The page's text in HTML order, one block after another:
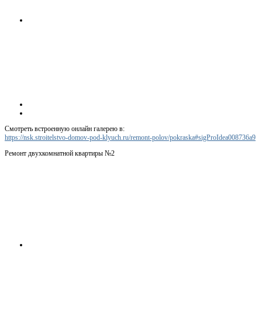
Смотреть встроенную онлайн галерею в:
https://nsk.stroitelstvo-domov-pod-klyuch.ru/remont-polov/pokraska#sigProIdea008736a9
Ремонт двухкомнатной квартиры №2